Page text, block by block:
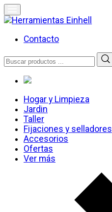
Skip
to
Herramientas Einhell
Distribuidor Oficial
Contacto
Buscar
por:
Hogar y Limpieza
Jardin
Taller
Fijaciones y selladores
Accesorios
Ofertas
Ver más